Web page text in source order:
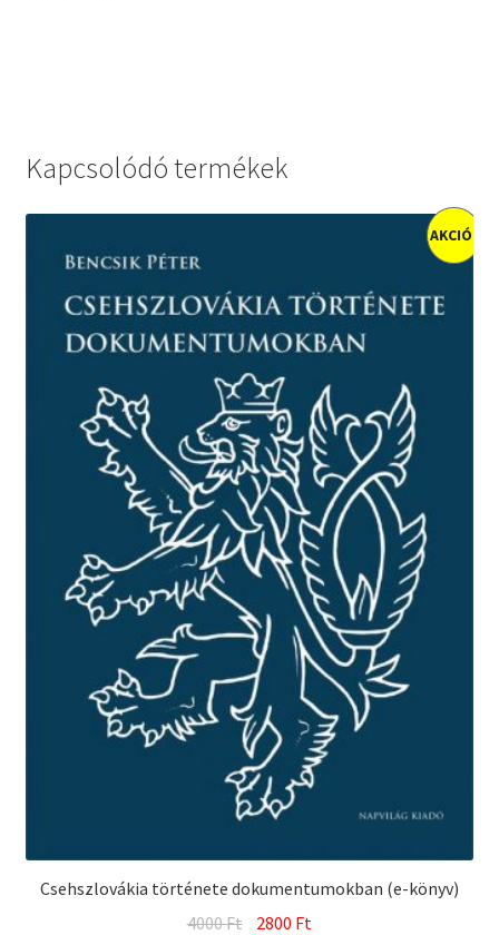
Kapcsolódó termékek
Csehszlovákia története dokumentumokban (e-könyv)
AKCIÓ!
4000Ft Original
2800 Ft